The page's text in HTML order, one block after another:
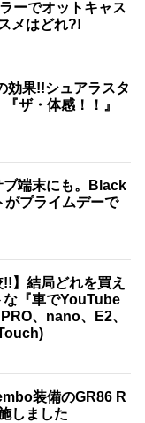
ーでオットキャス
メはどれ?!
効果!!シュアラスタ
ザ・体感！！』
ブ端末にも。Black
プライムデーで
!!】結局どれを買え
な『車でYouTube
、nano、E2、
装備のGR86 R
しました